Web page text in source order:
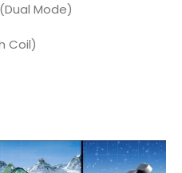
(Dual Mode)
Coil)